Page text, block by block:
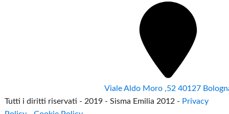
Viale Aldo Moro ,52 40127
Tutti i diritti riservati - 2019 - Sisma Emilia 2012 - Privacy